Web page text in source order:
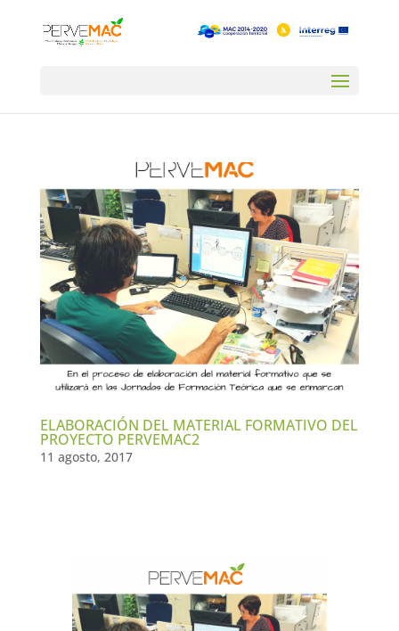
ELABORACIÓN DEL MATERIAL FORMATIVO DEL
PROYECTO PERVEMAC2
11 agosto, 2017